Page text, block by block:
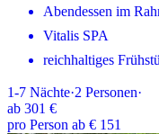
Abendessen im
Vitalis SPA
reichhaltiges
1-7 Nächte·2 Personen·
ab 301 €
pro Person ab € 151